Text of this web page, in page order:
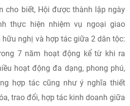
cho biết, Hội được thành lập ngày
thực hiện nhiệm vụ ngoại giao
nghị và hợp tác giữa 2 dân tộc:
7 năm hoạt động kể từ khi ra
hoạt động đa dạng, phong phú,
hợp tác cũng như ý nghĩa thiết
trao đổi, hợp tác kinh doanh giữa